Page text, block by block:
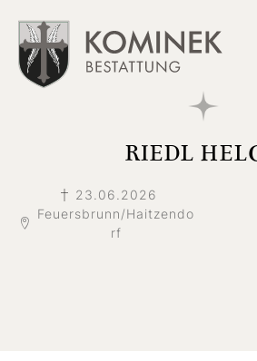
RIEDL
23.06.2026
Feuersbrunn/Haitzendo
rf